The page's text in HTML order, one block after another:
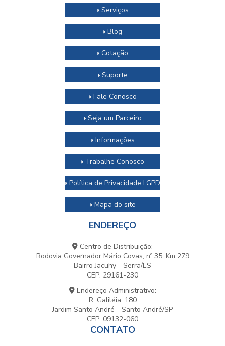
Serviços
Blog
Cotação
Suporte
Fale Conosco
Seja um Parceiro
Informações
Trabalhe Conosco
Política de Privacidade LGPD
Mapa do site
ENDEREÇO
Centro de Distribuição:
Rodovia Governador Mário Covas, nº 35, Km 279
Bairro Jacuhy - Serra/ES
CEP: 29161-230
Endereço Administrativo:
R. Galiléia, 180
Jardim Santo André - Santo André/SP
CEP: 09132-060
CONTATO